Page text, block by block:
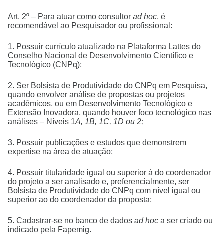
Art. 2º – Para atuar como consultor ad hoc, é
recomendável ao Pesquisador ou profissional:
1. Possuir currículo atualizado na Plataforma Lattes do
Conselho Nacional de Desenvolvimento Científico e
Tecnológico (CNPq);
2. Ser Bolsista de Produtividade do CNPq em Pesquisa,
quando envolver análise de propostas ou projetos
acadêmicos, ou em Desenvolvimento Tecnológico e
Extensão Inovadora, quando houver foco tecnológico nas
análises – Níveis 1A, 1B, 1C, 1D ou 2;
3. Possuir publicações e estudos que demonstrem
expertise na área de atuação;
4. Possuir titularidade igual ou superior à do coordenador
do projeto a ser analisado e, preferencialmente, ser
Bolsista de Produtividade do CNPq com nível igual ou
superior ao do coordenador da proposta;
5. Cadastrar-se no banco de dados ad hoc a ser criado ou
indicado pela Fapemig.